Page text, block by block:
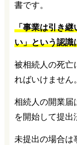
書です。
「事業は引き継
い」という認識
被相続人の死亡
ればいけません。
相続人の開業届
を開始して提出
未提出の場合は